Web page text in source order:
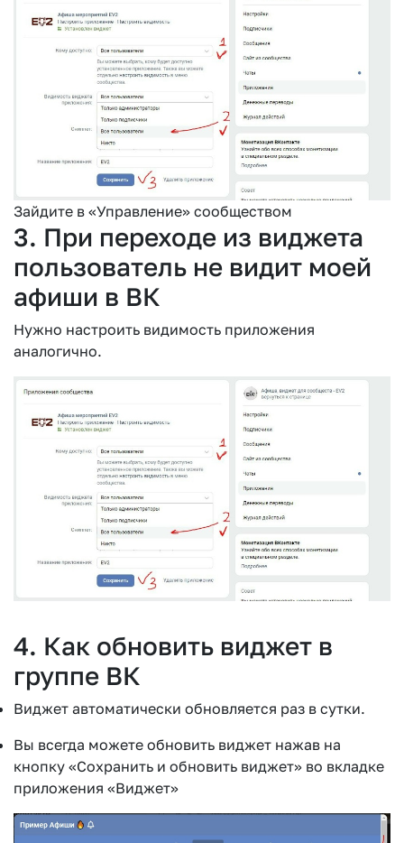
Зайдите в «Управление» сообществом
3. При переходе из виджета
пользователь не видит моей
афиши в ВК
Нужно настроить видимость приложения
аналогично.
4. Как обновить виджет в
группе ВК
Виджет автоматически обновляется раз в сутки.
Вы всегда можете обновить виджет нажав на
кнопку «Сохранить и обновить виджет» во вкладке
приложения «Виджет»